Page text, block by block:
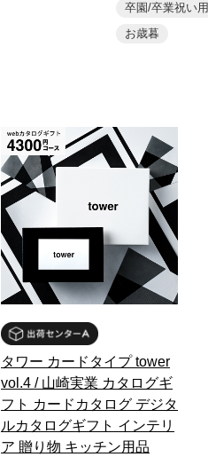
卒園/卒業祝い用
お歳暮
タワー カードタイプ tower
vol.4 / 山崎実業 カタログギ
フト カードカタログ デジタ
ルカタログギフト インテリ
ア 贈り物 キッチン用品